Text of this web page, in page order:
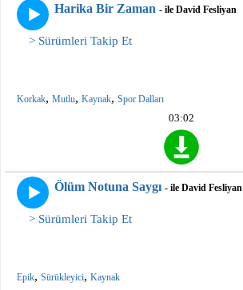
Harika Bir Zaman - ile David Fesliyan
> Sürümleri Takip Et
Korkak, Mutlu, Kaynak, Spor Dalları
03:02
Ölüm Notuna Saygı - ile David Fesliyan
> Sürümleri Takip Et
Epik, Sürükleyici, Kaynak